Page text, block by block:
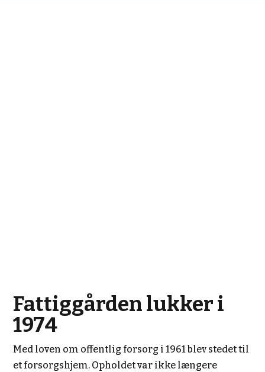
Fattiggården lukker i
1974
Med loven om offentlig forsorg i 1961 blev stedet til
et forsorgshjem. Opholdet var ikke længere